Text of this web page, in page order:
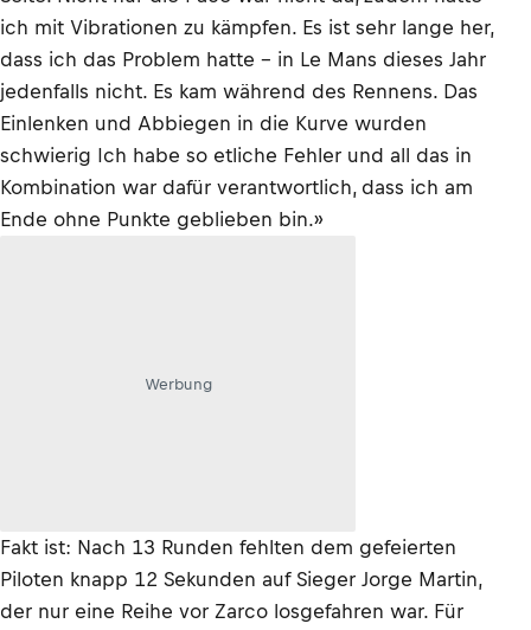
ich mit Vibrationen zu kämpfen. Es ist sehr lange her,
dass ich das Problem hatte – in Le Mans dieses Jahr
jedenfalls nicht. Es kam während des Rennens. Das
Einlenken und Abbiegen in die Kurve wurden
schwierig Ich habe so etliche Fehler und all das in
Kombination war dafür verantwortlich, dass ich am
Ende ohne Punkte geblieben bin.»
Werbung
Fakt ist: Nach 13 Runden fehlten dem gefeierten
Piloten knapp 12 Sekunden auf Sieger Jorge Martin,
der nur eine Reihe vor Zarco losgefahren war. Für